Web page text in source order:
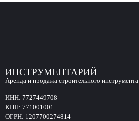
ИНСТРУМЕНТАРИЙ
Аренда и продажа строительного инструмента
ИНН: 7727449708
КПП: 771001001
ОГРН: 1207700274814